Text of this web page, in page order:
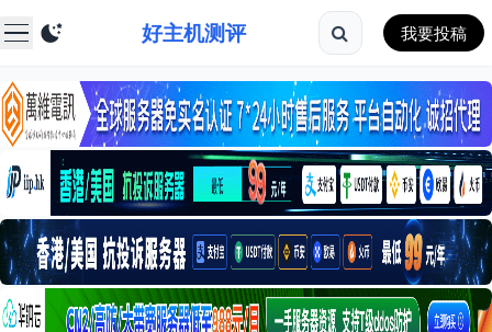
好主机测评 我要投稿